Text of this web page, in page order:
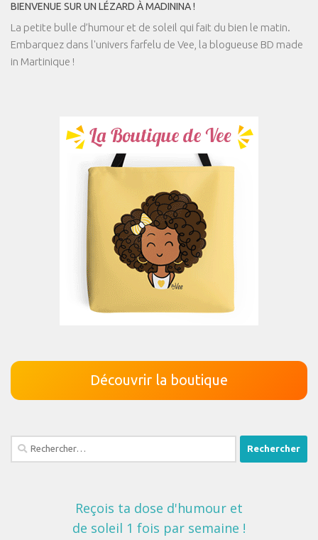
BIENVENUE SUR UN LÉZARD À MADININA !
La petite bulle d’humour et de soleil qui fait du bien le matin.
Embarquez dans l'univers farfelu de Vee, la blogueuse BD made
in Martinique !
Découvrir la boutique
Rechercher :